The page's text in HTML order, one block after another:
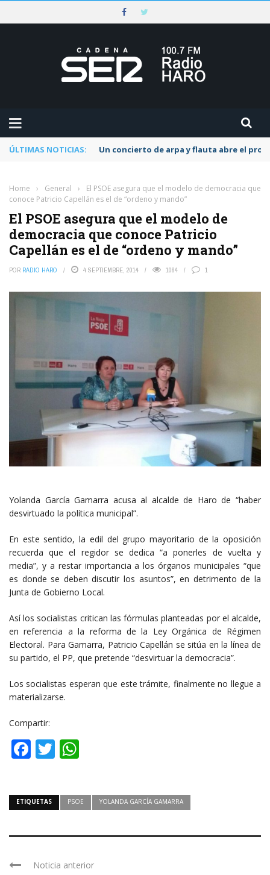
ÚLTIMAS NOTICIAS: Un concierto de arpa y flauta abre el
Home › General ›
El PSOE asegura que el modelo de democracia que
conoce Patricio Capellán es el de “ordeno y mando”
El PSOE asegura que el modelo de
democracia que conoce Patricio
Capellán es el de “ordeno y mando”
POR RADIO HARO 4 SEPTIEMBRE, 2014 1064 1
Yolanda García Gamarra acusa al alcalde de Haro de “haber
desvirtuado la política municipal”.
En este sentido, la edil del grupo mayoritario de la oposición
recuerda que el regidor se dedica “a ponerles de vuelta y
media”, y a restar importancia a los órganos municipales “que
es donde se deben discutir los asuntos”, en detrimento de la
Junta de Gobierno Local.
Así los socialistas critican las fórmulas planteadas por el alcalde,
en referencia a la reforma de la Ley Orgánica de Régimen
Electoral. Para Gamarra, Patricio Capellán se sitúa en la línea de
su partido, el PP, que pretende “desvirtuar la democracia”.
Los socialistas esperan que este trámite, finalmente no llegue a
materializarse.
Compartir:
Facebook
Twitter
ETIQUETAS PSOE YOLANDA GARCÍA GAMARRA
Noticia anterior